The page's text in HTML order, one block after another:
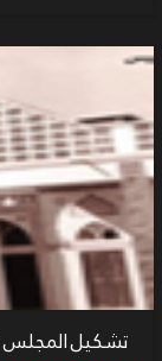
تشكيل المجلس